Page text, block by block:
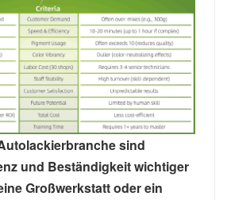
sind
und Beständigkeit wichtiger
Großwerkstatt oder ein